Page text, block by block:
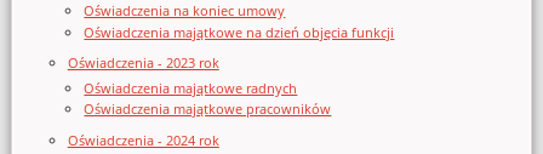
Oświadczenia na koniec umowy
Oświadczenia majątkowe na dzień objęcia funkcji
Oświadczenia - 2023 rok
Oświadczenia majątkowe radnych
Oświadczenia majątkowe pracowników
Oświadczenia - 2024 rok